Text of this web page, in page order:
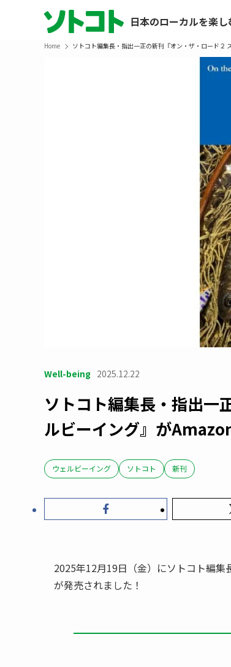
日本のローカルを楽し
Home ソトコト編集長・指出一正の新刊『オン・ザ・ロード２
Well-being 2025.12.22
ソトコト編集長・指出一
ルビーイング』が
ウェルビーイング ソトコト 新刊
2025年12月19日（金）にソトコト編集
が発売されました！